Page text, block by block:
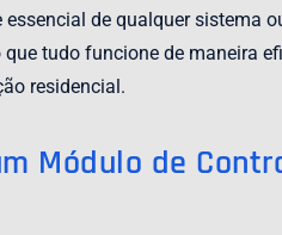
de qualquer sistema
tudo funcione de maneira
residencial.
Módulo de